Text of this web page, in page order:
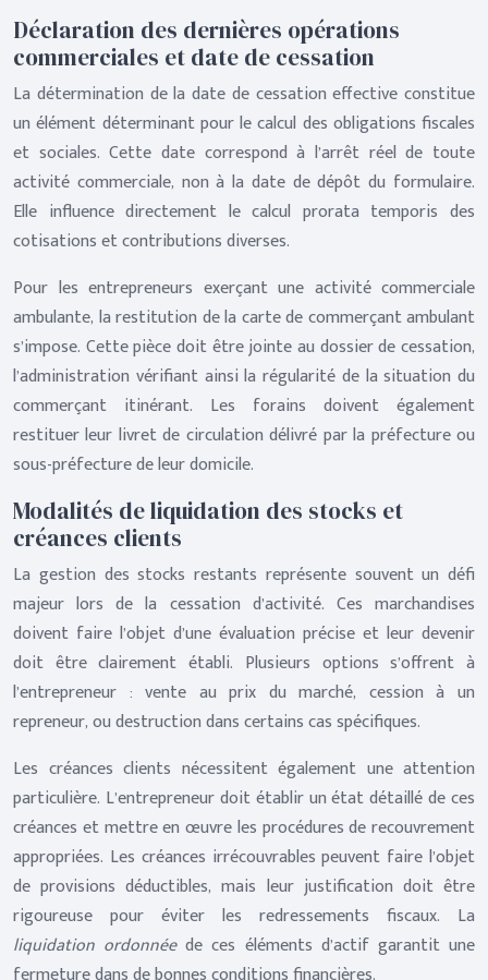
Déclaration des dernières opérations
commerciales et date de cessation
La détermination de la date de cessation effective constitue
un élément déterminant pour le calcul des obligations fiscales
et sociales. Cette date correspond à l’arrêt réel de toute
activité commerciale, non à la date de dépôt du formulaire.
Elle influence directement le calcul prorata temporis des
cotisations et contributions diverses.
Pour les entrepreneurs exerçant une activité commerciale
ambulante, la restitution de la carte de commerçant ambulant
s’impose. Cette pièce doit être jointe au dossier de cessation,
l’administration vérifiant ainsi la régularité de la situation du
commerçant itinérant. Les forains doivent également
restituer leur livret de circulation délivré par la préfecture ou
sous-préfecture de leur domicile.
Modalités de liquidation des stocks et
créances clients
La gestion des stocks restants représente souvent un défi
majeur lors de la cessation d’activité. Ces marchandises
doivent faire l’objet d’une évaluation précise et leur devenir
doit être clairement établi. Plusieurs options s’offrent à
l’entrepreneur : vente au prix du marché, cession à un
repreneur, ou destruction dans certains cas spécifiques.
Les créances clients nécessitent également une attention
particulière. L’entrepreneur doit établir un état détaillé de ces
créances et mettre en œuvre les procédures de recouvrement
appropriées. Les créances irrécouvrables peuvent faire l’objet
de provisions déductibles, mais leur justification doit être
rigoureuse pour éviter les redressements fiscaux. La
liquidation ordonnéede ces éléments d’actif garantit une